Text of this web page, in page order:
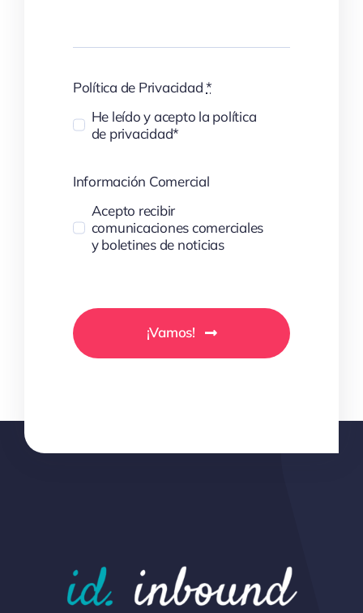
Política de Privacidad*
He leído y acepto la política
de privacidad*
Información Comercial
Acepto recibir
comunicaciones comerciales
y boletines de noticias
¡Vamos!